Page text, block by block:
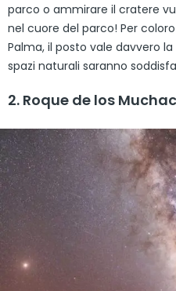
parco o ammirare il cratere
nel cuore del parco! Per
Palma, il posto vale davvero
spazi naturali saranno
2. Roque de los